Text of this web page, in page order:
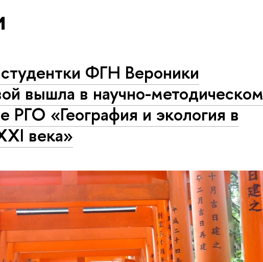
ФГН Вероники
вышла в научно-методическом
РГО «География и экология в
века»